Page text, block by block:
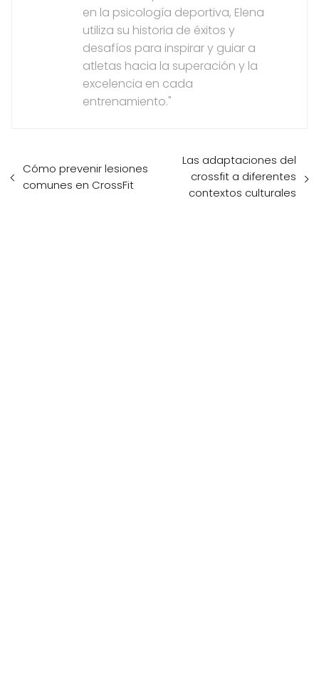
en la psicología deportiva, Elena
utiliza su historia de éxitos y
desafíos para inspirar y guiar a
atletas hacia la superación y la
excelencia en cada
entrenamiento."
Cómo prevenir lesiones
comunes en CrossFit
Las adaptaciones del
crossfit a diferentes
contextos culturales